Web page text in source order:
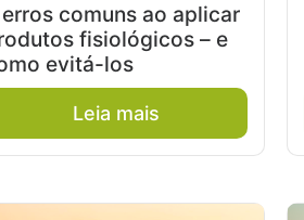
comuns ao aplicar
fisiológicos – e
evitá-los
Leia mais